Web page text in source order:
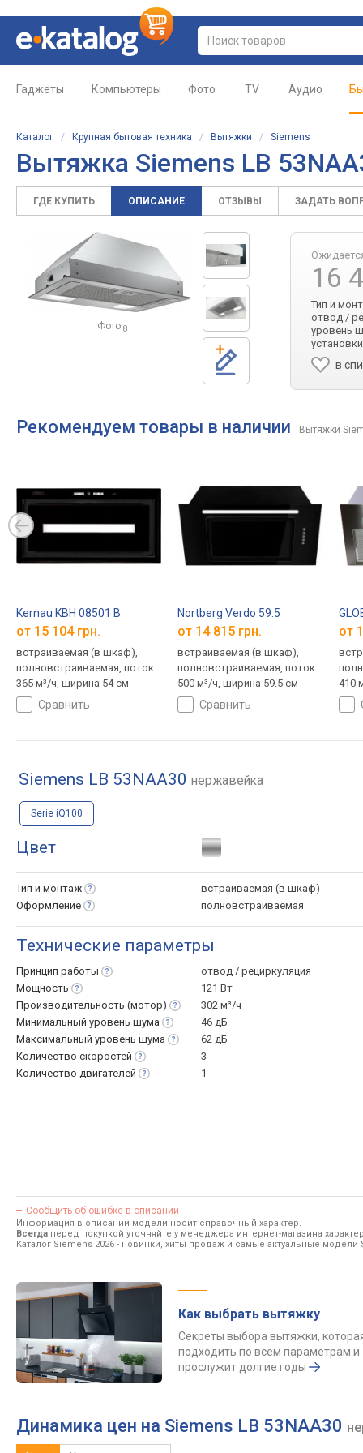
Гаджеты Компьютеры Фото TV Аудио
Каталог / Крупная бытовая техника / Вытяжки / Siemens
Вытяжка Siemens LB
ГДЕ КУПИТЬ ОПИСАНИЕ ОТЗЫВЫ ЗАДАТЬ
Фото 8
16
Тип и
отвод /
уровень
в
Рекомендуем товары в наличии Вытяжки
Kernau KBH 08501 B
от 15 104 грн.
встраиваемая (в шкаф),
полновстраиваемая, поток:
365 м³/ч, ширина 54 см
сравнить
Nortberg Verdo 59.5
от 14 815 грн.
встраиваемая (в шкаф),
полновстраиваемая, поток:
500 м³/ч, ширина 59.5 см
сравнить
от
410
Siemens LB 53NAA30 нержавейка
Serie iQ100
Цвет
Тип и монтаж
встраиваемая (в шкаф)
Оформление
полновстраиваемая
Технические параметры
Принцип работы
отвод / рециркуляция
Мощность
121 Вт
Производительность (мотор)
302 м³/ч
Минимальный уровень шума
46 дБ
Максимальный уровень шума
62 дБ
Количество скоростей
3
Количество двигателей 1
Сообщить об ошибке в описании
Информация в описании модели носит справочный характер.
Всегда перед покупкой уточняйте у менеджера интернет-магазина
Каталог Siemens 2026 - новинки, хиты продаж и самые актуальные модели
Как выбрать вытяжку
Секреты выбора вытяжки,
подходить по всем параметрам и
прослужит долгие годы
Динамика цен на Siemens LB 53NAA30